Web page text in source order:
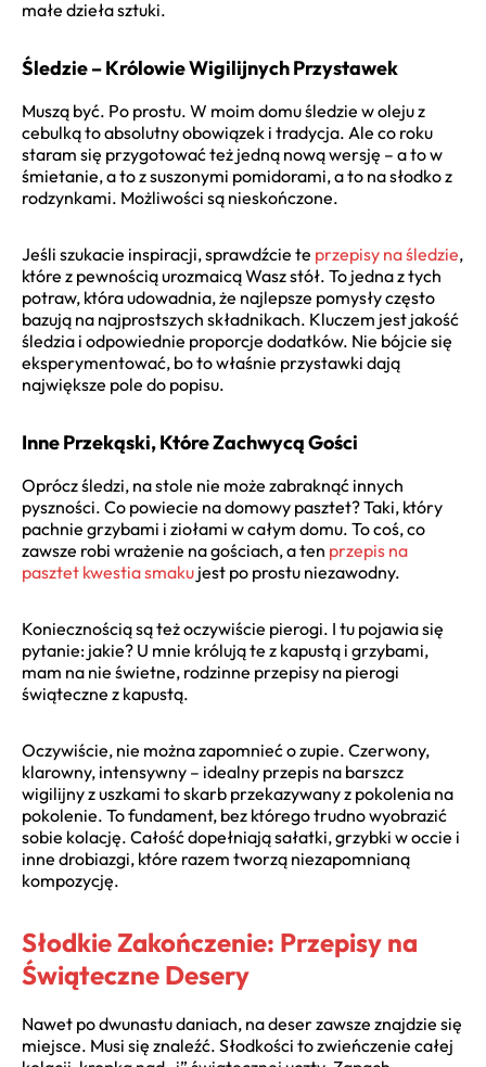
małe dzieła sztuki.
Śledzie – Królowie Wigilijnych Przystawek
Muszą być. Po prostu. W moim domu śledzie w oleju z
cebulką to absolutny obowiązek i tradycja. Ale co roku
staram się przygotować też jedną nową wersję – a to w
śmietanie, a to z suszonymi pomidorami, a to na słodko z
rodzynkami. Możliwości są nieskończone.
Jeśli szukacie inspiracji, sprawdźcie te przepisy na śledzie,
które z pewnością urozmaicą Wasz stół. To jedna z tych
potraw, która udowadnia, że najlepsze pomysły często
bazują na najprostszych składnikach. Kluczem jest jakość
śledzia i odpowiednie proporcje dodatków. Nie bójcie się
eksperymentować, bo to właśnie przystawki dają
największe pole do popisu.
Inne Przekąski, Które Zachwycą Gości
Oprócz śledzi, na stole nie może zabraknąć innych
pyszności. Co powiecie na domowy pasztet? Taki, który
pachnie grzybami i ziołami w całym domu. To coś, co
zawsze robi wrażenie na gościach, a ten przepis na
pasztet kwestia smaku jest po prostu niezawodny.
Koniecznością są też oczywiście pierogi. I tu pojawia się
pytanie: jakie? U mnie królują te z kapustą i grzybami,
mam na nie świetne, rodzinne przepisy na pierogi
świąteczne z kapustą.
Oczywiście, nie można zapomnieć o zupie. Czerwony,
klarowny, intensywny – idealny przepis na barszcz
wigilijny z uszkami to skarb przekazywany z pokolenia na
pokolenie. To fundament, bez którego trudno wyobrazić
sobie kolację. Całość dopełniają sałatki, grzybki w occie i
inne drobiazgi, które razem tworzą niezapomnianą
kompozycję.
Słodkie Zakończenie: Przepisy na
Świąteczne Desery
Nawet po dwunastu daniach, na deser zawsze znajdzie się
miejsce. Musi się znaleźć. Słodkości to zwieńczenie całej